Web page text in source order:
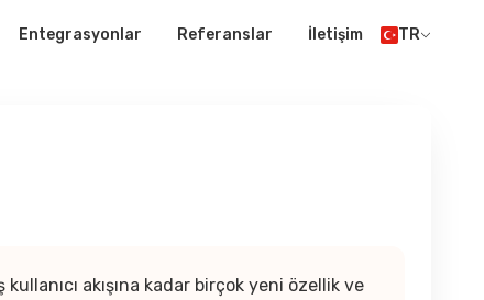
Entegrasyonlar Referanslar İletişim TR
akışına kadar birçok yeni özellik ve